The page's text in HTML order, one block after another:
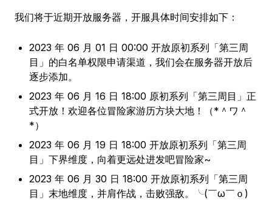
我们将于近期开放服务器，开服具体时间安排如下：
2023 年 06 月 01 日 00:00 开放原初系列「第三周
目」的白名单权限申请渠道，我们会在服务器开放后
逐步添加。
2023 年 06 月 16 日 18:00 原初系列「第三周目」正
式开放！欢迎各位冒险家游历方块大地！（*＾ワ＾
*）
2023 年 06 月 19 日 18:00 开放原初系列「第三周
目」下界维度，向着更远处进发吧冒险家~
2023 年 06 月 30 日 18:00 开放原初系列「第三周
目」末地维度，并肩作战，击败强敌。╰(￣ω￣ｏ)